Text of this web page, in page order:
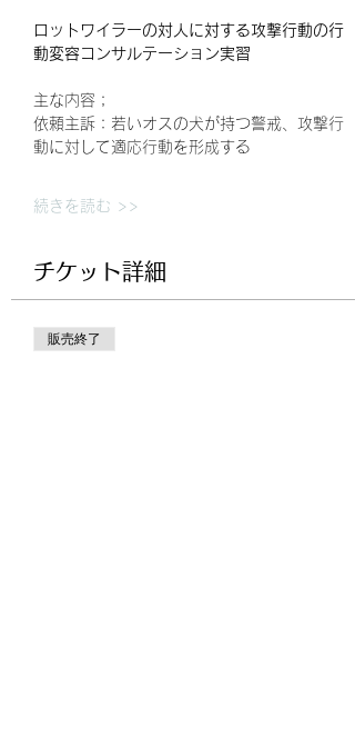
ロットワイラーの対人に対する攻撃行動の行
動変容コンサルテーション実習
主な内容；
依頼主訴：若いオスの犬が持つ警戒、攻撃行
動に対して適応行動を形成する
続きを読む >>
チケット詳細
販売終了